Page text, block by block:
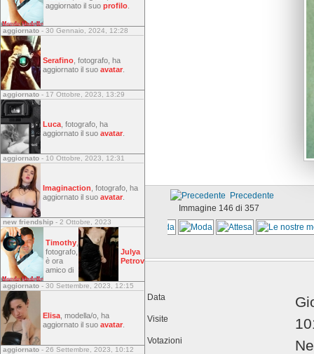
Precedente
Immagine 146 di 357
Data
Visite
Votazioni
aggiornato il suo profilo
aggiornato - 30 Gennaio, 2024, 12:28
Serafino , fotografo, ha
aggiornato il suo avatar
aggiornato - 17 Ottobre, 2023, 13:29
Luca , fotografo, ha
aggiornato il suo avatar
aggiornato - 10 Ottobre, 2023, 12:31
Imaginaction , fotografo, ha
aggiornato il suo avatar
new friendship - 2 Ottobre, 2023
Timothy
fotografo,
è ora
amico di
Julya
Petrov
aggiornato - 30 Settembre, 2023, 12:15
Elisa , modella/o, ha
aggiornato il suo avatar
aggiornato - 26 Settembre, 2023, 10:12